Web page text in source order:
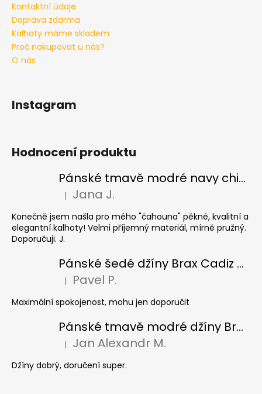
Kontaktní údaje
Doprava zdarma
Kalhoty máme skladem
Proč nakupovat u nás?
O nás
Instagram
Hodnocení produktu
Pánské tmavě modré navy chinos Ed Baxter, prodloužené
Hodnocení produktu je 5 z 5 hvězdiček.
| Jana J.
Konečně jsem našla pro mého "čahouna" pěkné, kvalitní a
elegantní kalhoty! Velmi příjemný materiál, mírně pružný.
Doporučuji. J.
Pánské šedé džíny Brax Cadiz Grey smoke, prodloužené
Hodnocení produktu je 5 z 5 hvězdiček.
| Pavel P.
Maximální spokojenost, mohu jen doporučit
Pánské tmavě modré džíny Brax Cadiz Dark blue, prodloužené
Hodnocení produktu je 5 z 5 hvězdiček.
| Jan Alexandr M.
Džíny dobrý, doručení super.